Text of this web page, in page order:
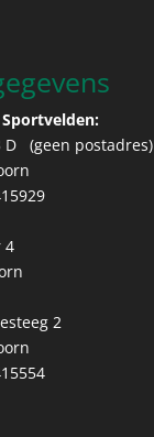
D (geen postadres)
4
2